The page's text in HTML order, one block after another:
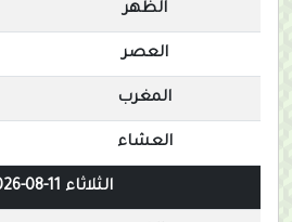
الظهر
العصر
المغرب
العشاء
الثلاثاء 11-08-2026